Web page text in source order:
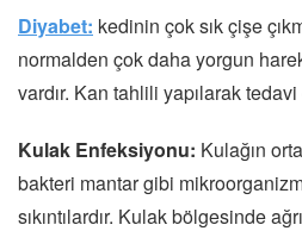
Diyabet: kedinin çok sık çişe
normalden çok daha yorgun
vardır. Kan tahlili yapılarak
Kulak Enfeksiyonu: Kulağın
bakteri mantar gibi
sıkıntılardır. Kulak bölgesinde